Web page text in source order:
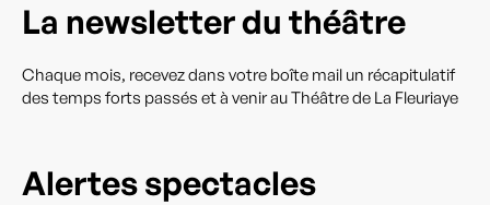
La newsletter du théâtre
Chaque mois, recevez dans votre boîte mail un récapitulatif
des temps forts passés et à venir au Théâtre de La Fleuriaye
Alertes spectacles